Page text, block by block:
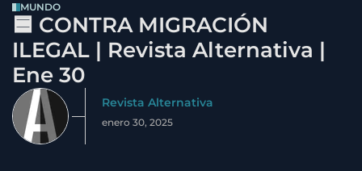
MUNDO
🟦 CONTRA MIGRACIÓN
ILEGAL | Revista Alternativa |
Ene 30
Revista Alternativa
enero 30, 2025